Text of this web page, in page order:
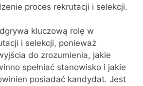
proces rekrutacji i selekcji.
kluczową rolę w
i selekcji, ponieważ
do zrozumienia, jakie
spełniać stanowisko i jakie
posiadać kandydat. Jest